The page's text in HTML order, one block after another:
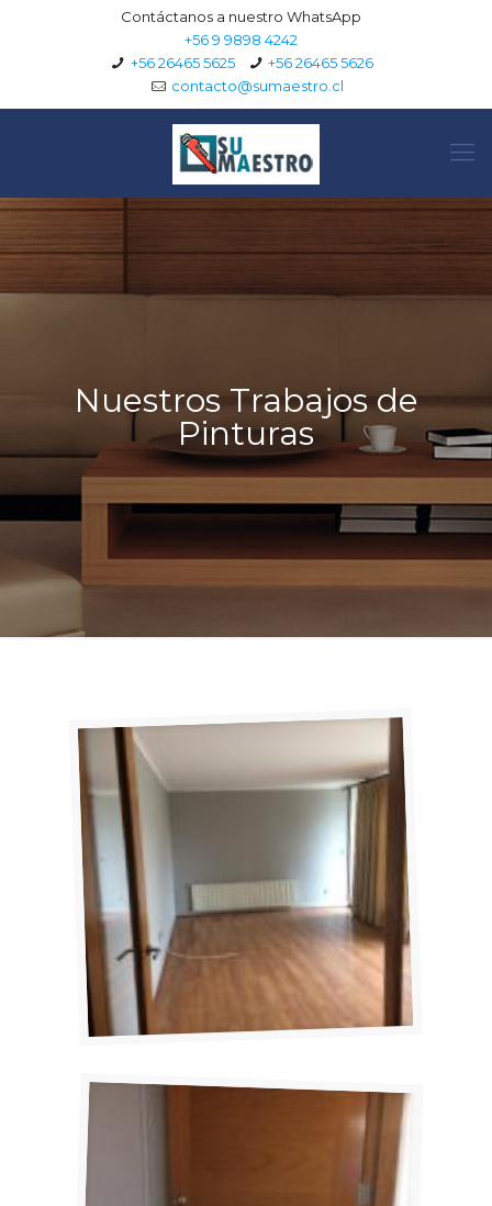
Contáctanos a nuestro WhatsApp
+56 9 9898 4242
+56 26465 5625
+56 26465 5626
contacto@sumaestro.cl
Nuestros Trabajos de
Pinturas